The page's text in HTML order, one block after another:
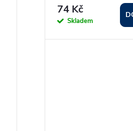
74 Kč
Skladem